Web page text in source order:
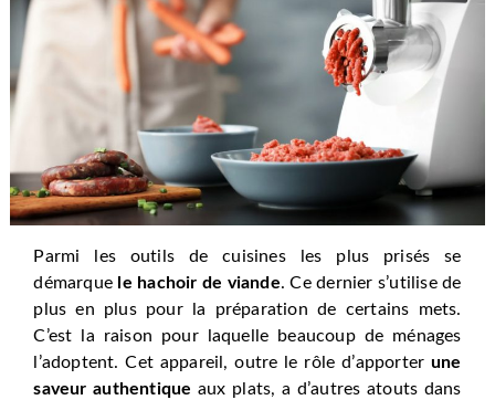
Parmi les outils de cuisines les plus prisés se
démarque le hachoir de viande. Ce dernier s’utilise de
plus en plus pour la préparation de certains mets.
C’est la raison pour laquelle beaucoup de ménages
l’adoptent. Cet appareil, outre le rôle d’apporter une
saveur authentique aux plats, a d’autres atouts dans